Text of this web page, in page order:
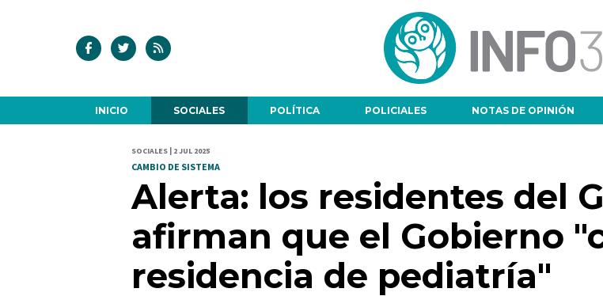
INICIO SOCIALES POLÍTICA POLICIALES NOTAS DE OPINIÓN
SOCIALES | 2 JUL 2025
CAMBIO DE SISTEMA
Alerta: los residentes del
afirman que el Gobierno
residencia de pediatría"